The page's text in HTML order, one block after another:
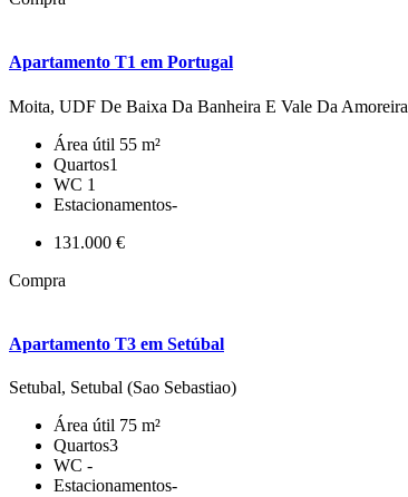
Apartamento T1 em Portugal
Moita, UDF De Baixa Da Banheira E Vale Da Amoreira
Área útil 55 m²
Quartos1
WC 1
Estacionamentos-
131.000 €
Compra
Apartamento T3 em Setúbal
Setubal, Setubal (Sao Sebastiao)
Área útil 75 m²
Quartos3
WC -
Estacionamentos-